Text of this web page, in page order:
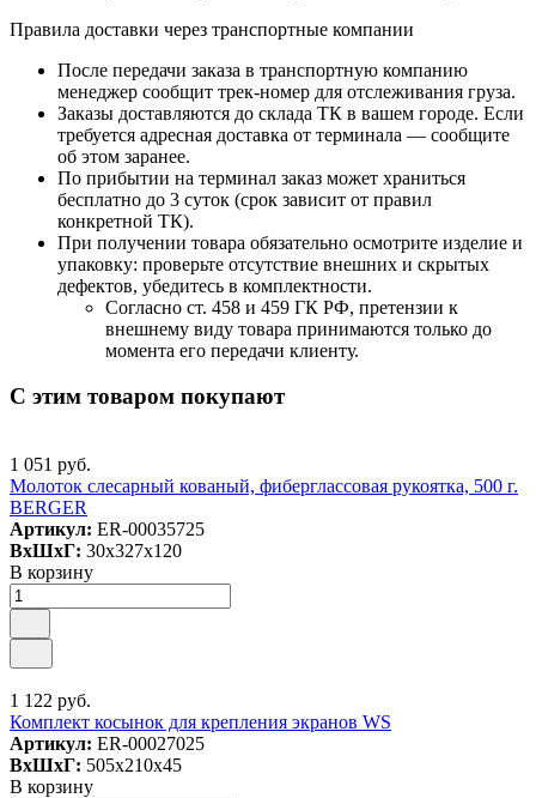
Правила доставки через транспортные компании
После передачи заказа в транспортную компанию
менеджер сообщит трек-номер для отслеживания груза.
Заказы доставляются до склада ТК в вашем городе. Если
требуется адресная доставка от терминала — сообщите
об этом заранее.
По прибытии на терминал заказ может храниться
бесплатно до 3 суток (срок зависит от правил
конкретной ТК).
При получении товара обязательно осмотрите изделие и
упаковку: проверьте отсутствие внешних и скрытых
дефектов, убедитесь в комплектности.
Согласно ст. 458 и 459 ГК РФ, претензии к
внешнему виду товара принимаются только до
момента его передачи клиенту.
С этим товаром покупают
1 051 руб.
Молоток слесарный кованый, фиберглассовая рукоятка, 500 г.
BERGER
Артикул: ER-00035725
ВxШxГ: 30x327x120
В корзину
1 122 руб.
Комплект косынок для крепления экранов WS
Артикул: ER-00027025
ВxШxГ: 505x210x45
В корзину